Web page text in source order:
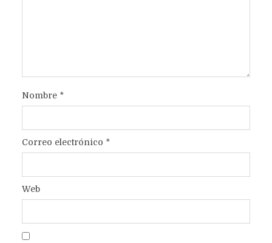
Nombre *
Correo electrónico *
Web